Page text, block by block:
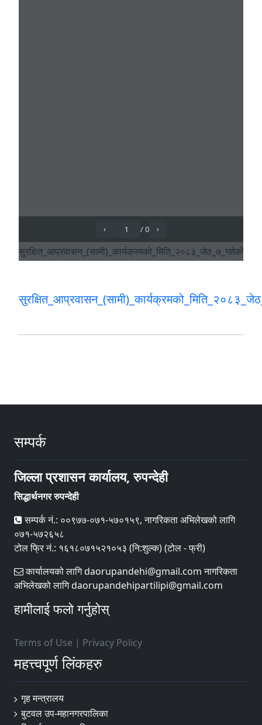
सम्पर्क
जिल्ला प्रशासन कार्यालय, रुपन्देही
सिद्धार्थनगर रुपन्देही
सम्पर्क नं.: ००९७७-०७१-५७०१५९, नागरिकता अभिलेखको लागि
०७१-५७२६५८
टोल फ्रि नं.: १६१८०७१५२१०५३ (नि:शुल्क) (टोल - फ्री)
कार्यालयको लागि daorupandehi@gmail.com नागरिकता
अभिलेखको लागि daorupandehipartilipi@gmail.com
हामीलाई फलो गर्नुहोस्
Terms of Use | Privacy Policy
महत्त्वपूर्ण लिंकहरु
गृह मन्त्रालय
बुटवल उप-महानगरपालिका